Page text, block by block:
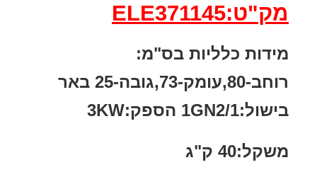
מק"ט:ELE371145
מידות כלליות בס"מ:
רוחב-80,עומק-73,גובה-25 באר
בישול:1GN2/1 הספק:3KW
משקל:40 ק"ג